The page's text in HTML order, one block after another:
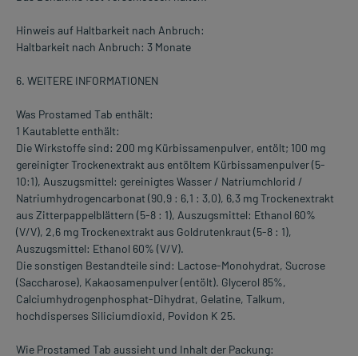
Hinweis auf Haltbarkeit nach Anbruch:
Haltbarkeit nach Anbruch: 3 Monate
6. WEITERE INFORMATIONEN
Was Prostamed Tab enthält:
1 Kautablette enthält:
Die Wirkstoffe sind: 200 mg Kürbissamenpulver, entölt; 100 mg
gereinigter Trockenextrakt aus entöltem Kürbissamenpulver (5-
10:1), Auszugsmittel: gereinigtes Wasser / Natriumchlorid /
Natriumhydrogencarbonat (90,9 : 6,1 : 3,0), 6,3 mg Trockenextrakt
aus Zitterpappelblättern (5-8 : 1), Auszugsmittel: Ethanol 60%
(V/V), 2,6 mg Trockenextrakt aus Goldrutenkraut (5-8 : 1),
Auszugsmittel: Ethanol 60% (V/V).
Die sonstigen Bestandteile sind: Lactose-Monohydrat, Sucrose
(Saccharose), Kakaosamenpulver (entölt). Glycerol 85%,
Calciumhydrogenphosphat-Dihydrat, Gelatine, Talkum,
hochdisperses Siliciumdioxid, Povidon K 25.
Wie Prostamed Tab aussieht und Inhalt der Packung: